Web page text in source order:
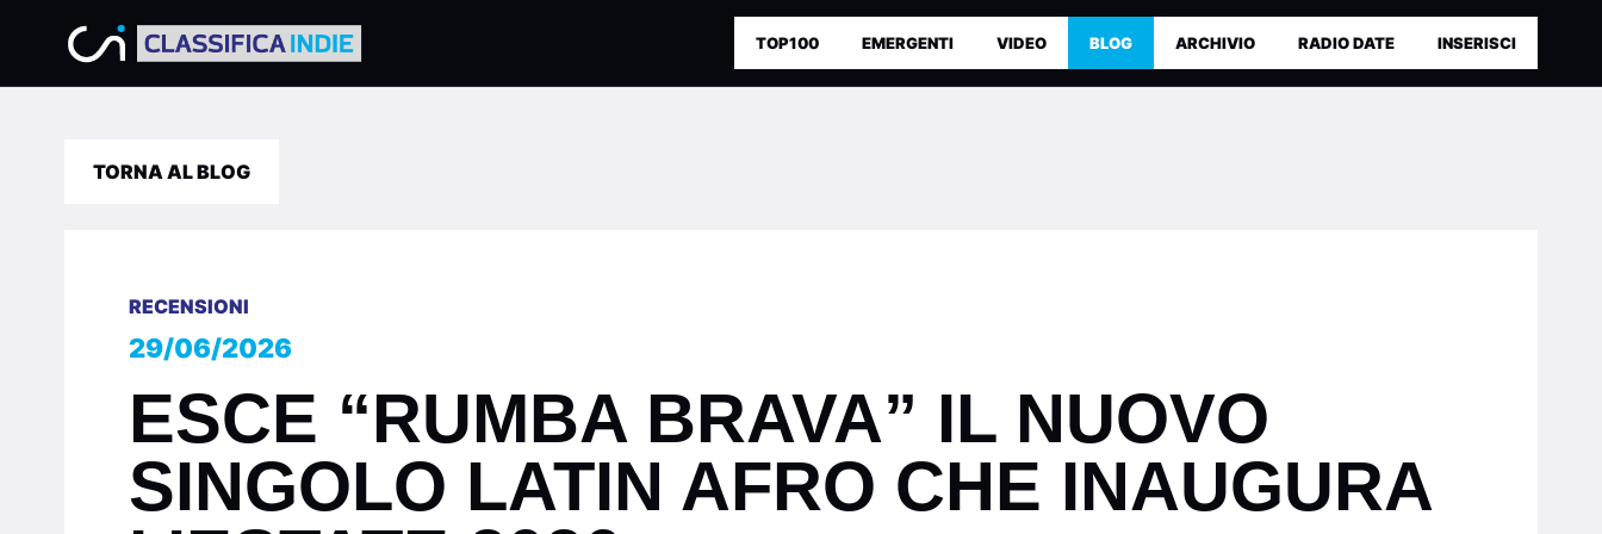
TOP100 EMERGENTI VIDEO BLOG ARCHIVIO RADIO DATE INSERISCI
TORNA AL BLOG
RECENSIONI
29/06/2026
ESCE “RUMBA BRAVA” IL NUOVO
SINGOLO LATIN AFRO CHE INAUGURA